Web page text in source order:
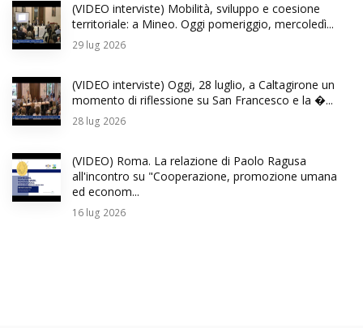
(VIDEO interviste) Mobilità, sviluppo e coesione
territoriale: a Mineo. Oggi pomeriggio, mercoledì...
29 lug 2026
(VIDEO interviste) Oggi, 28 luglio, a Caltagirone un
momento di riflessione su San Francesco e la �...
28 lug 2026
(VIDEO) Roma. La relazione di Paolo Ragusa
all'incontro su "Cooperazione, promozione umana
ed econom...
16 lug 2026